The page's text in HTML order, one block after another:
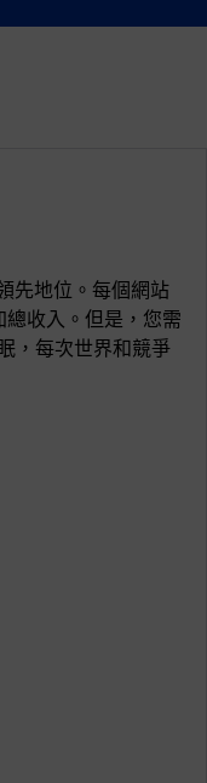
先地位。每個網站
收入。但是，您需
，每次世界和競爭